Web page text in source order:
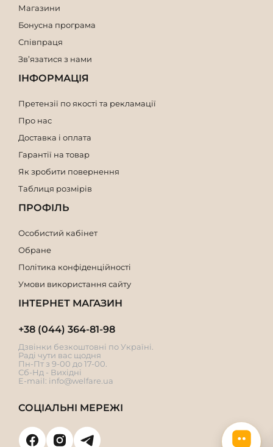
Магазини
Бонусна програма
Співпраця
Зв’язатися з нами
ІНФОРМАЦІЯ
Претензії по якості та рекламації
Про нас
Доставка і оплата
Гарантії на товар
Як зробити повернення
Таблиця розмірів
ПРОФІЛЬ
Особистий кабінет
Обране
Політика конфіденційності
Умови використання сайту
ІНТЕРНЕТ МАГАЗИН
+38 (044) 364-81-98
Дзвінки безкоштовні по Україні.
Раді чути вас щодня
Пн-Пт з 9-00 до 17-00.
Сб-Нд - Вихідні
E-mail: info@welfare.ua
СОЦІАЛЬНІ МЕРЕЖІ